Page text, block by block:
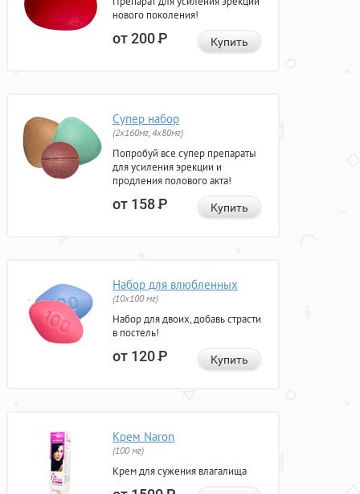
нового поколения!
от 200Р Купить
Супер набор
(2х160мг, 4х80мг)
Попробуй все супер препараты
для усиления эрекции и
продления полового акта!
от 158Р Купить
Набор для влюбленных
(10х100 мг)
Набор для двоих, добавь страсти
в постель!
от 120Р Купить
Крем Naron
(100 мг)
Крем для сужения влагалища